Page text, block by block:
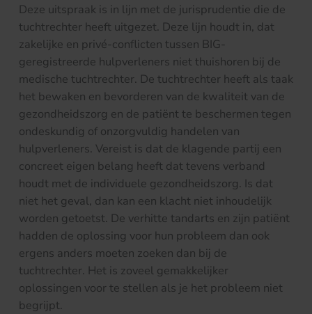
Deze uitspraak is in lijn met de jurisprudentie die de
tuchtrechter heeft uitgezet. Deze lijn houdt in, dat
zakelijke en privé-conflicten tussen BIG-
geregistreerde hulpverleners niet thuishoren bij de
medische tuchtrechter. De tuchtrechter heeft als taak
het bewaken en bevorderen van de kwaliteit van de
gezondheidszorg en de patiënt te beschermen tegen
ondeskundig of onzorgvuldig handelen van
hulpverleners. Vereist is dat de klagende partij een
concreet eigen belang heeft dat tevens verband
houdt met de individuele gezondheidszorg. Is dat
niet het geval, dan kan een klacht niet inhoudelijk
worden getoetst. De verhitte tandarts en zijn patiënt
hadden de oplossing voor hun probleem dan ook
ergens anders moeten zoeken dan bij de
tuchtrechter. Het is zoveel gemakkelijker
oplossingen voor te stellen als je het probleem niet
begrijpt.